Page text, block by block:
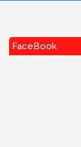
FaceBook